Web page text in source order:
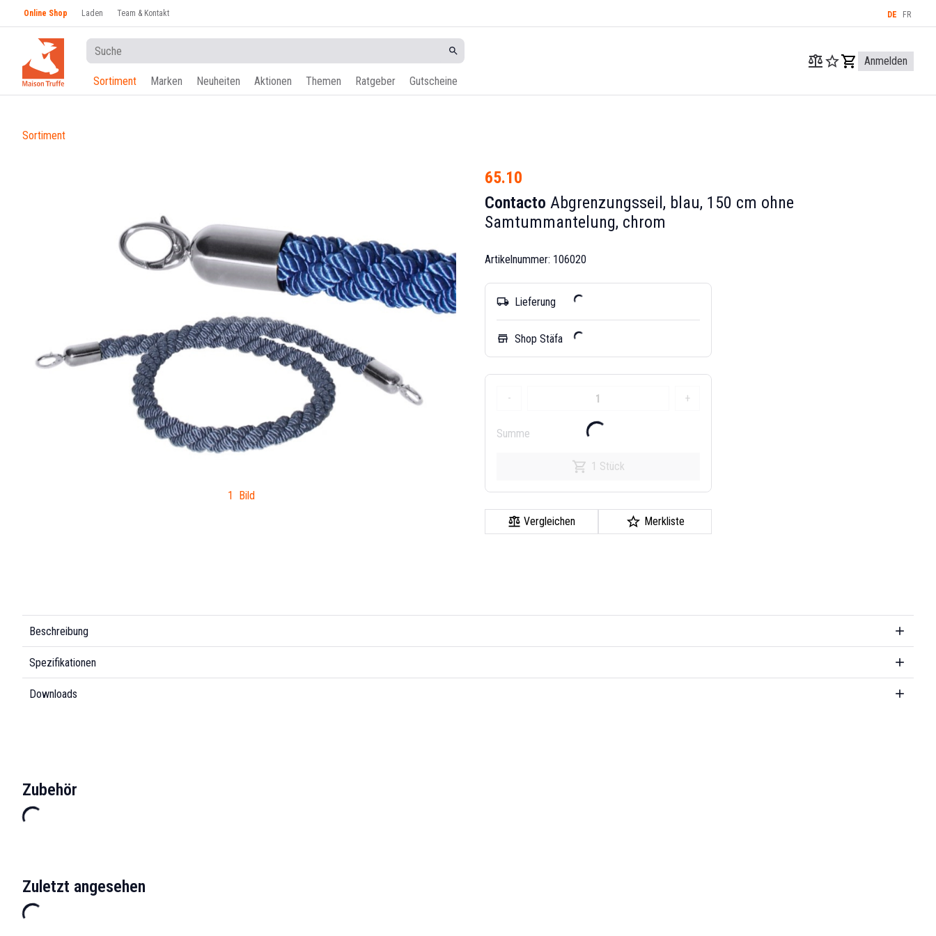
Online Shop Laden Team & Kontakt DE FR
Sortiment Marken Neuheiten Aktionen Themen Ratgeber Gutscheine
Anmelden
Sortiment
1 Bild
65.10
Contacto Abgrenzungsseil, blau, 150 cm ohne
Samtummantelung, chrom
Artikelnummer: 106020
local_shipping Lieferung
store Shop Stäfa
- +
Summe
1 Stück
Vergleichen Merkliste
Beschreibung
Spezifikationen
Downloads
Zubehör
Zuletzt angesehen